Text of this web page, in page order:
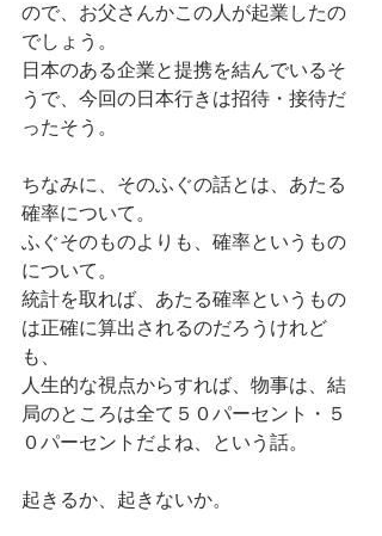
ので、お父さんかこの人が起業したの
でしょう。
日本のある企業と提携を結んでいるそ
うで、今回の日本行きは招待・接待だ
ったそう。
ちなみに、そのふぐの話とは、あたる
確率について。
ふぐそのものよりも、確率というもの
について。
統計を取れば、あたる確率というもの
は正確に算出されるのだろうけれど
も、
人生的な視点からすれば、物事は、結
局のところは全て５０パーセント・５
０パーセントだよね、という話。
起きるか、起きないか。